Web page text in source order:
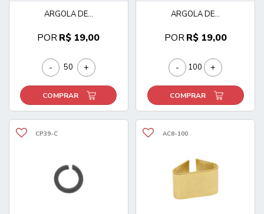
ARGOLA DE...
PORR$ 19,00
- +
COMPRAR
ARGOLA DE...
PORR$ 19,00
- +
COMPRAR
CP39-C AC8-100